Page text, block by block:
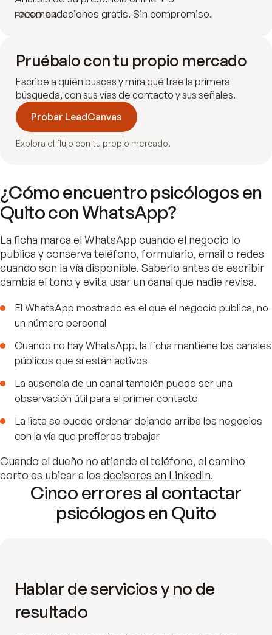
PASO 04
recomendaciones gratis. Sin compromiso.
Pruébalo con tu propio mercado
Escribe a quién buscas y mira qué trae la primera
búsqueda, con sus vías de contacto y sus señales.
Probar LeadCanvas
Explora el flujo con tu propio mercado.
¿Cómo encuentro psicólogos en
Quito con WhatsApp?
La ficha marca el WhatsApp cuando el negocio lo
publica y conserva teléfono, formulario, email o redes
cuando son la vía disponible. Saberlo antes de escribir
cambia el tono y evita usar un canal que nadie revisa.
El WhatsApp mostrado es el que el negocio publica, no
un número personal
Cuando no hay WhatsApp, la ficha mantiene los canales
públicos que sí están activos
La ausencia de un canal también puede ser una
observación útil para el primer contacto
La lista se puede ordenar dejando arriba los negocios
con la vía que prefieres trabajar
Cuando el dueño no atiende el teléfono, el camino
corto es ubicar a los decisores en LinkedIn.
Cinco errores al contactar
psicólogos en Quito
Hablar de servicios y no de
resultado